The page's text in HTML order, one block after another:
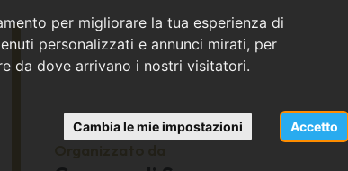
per migliorare la tua esperienza di
personalizzati e annunci mirati, per
da dove arrivano i nostri visitatori.
Accetto
Cambia le mie impostazioni